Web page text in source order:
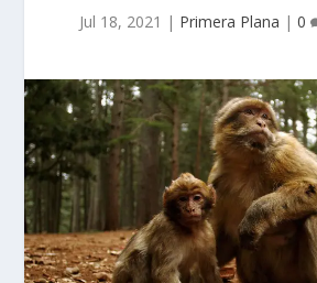
Jul 18, 2021 | Primera Plana | 0